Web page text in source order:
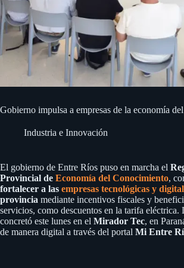
Gobierno impulsa a empresas de la economía
Industria e Innovación
El gobierno de Entre Ríos puso en marcha el
Provincial de Economía del Conocimiento,
fortalecer a las empresas tecnológicas y
provincia mediante incentivos fiscales y
servicios, como descuentos en la tarifa eléctrica.
concretó este lunes en el Mirador Tec, en
de manera digital a través del portal Mi Entre